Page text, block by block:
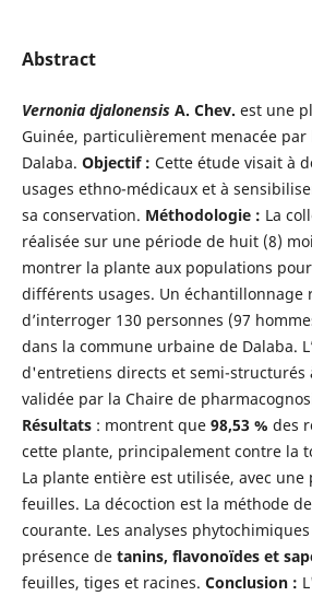
Abstract
Vernonia djalonensisA. Chev. est une
Guinée, particulièrement menacée par
Dalaba. Objectif : Cette étude visait à
usages ethno-médicaux et à
sa conservation. Méthodologie : La
réalisée sur une période de huit (8)
montrer la plante aux populations
différents usages. Un échantillonnage
d’interroger 130 personnes (97
dans la commune urbaine de Dalaba.
d'entretiens directs et semi-
validée par la Chaire de
Résultats: montrent que 98,53 % des
cette plante, principalement contre la
La plante entière est utilisée, avec
feuilles. La décoction est la méthode
courante. Les analyses
présence de tanins, flavonoïdes et
feuilles, tiges et racines. Conclusion :